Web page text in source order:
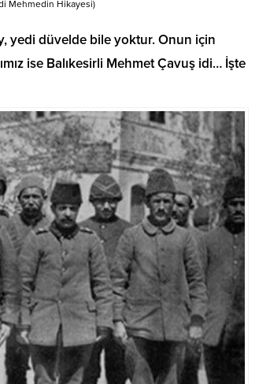
Mehmedin Hikayesi)
yedi düvelde bile yoktur. Onun için
ise Balıkesirli Mehmet Çavuş idi… İşte